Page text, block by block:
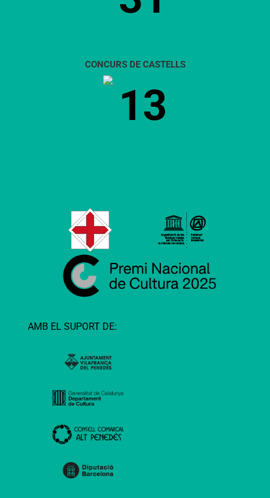
CONCURS DE CASTELLS
13
AMB EL SUPORT DE: